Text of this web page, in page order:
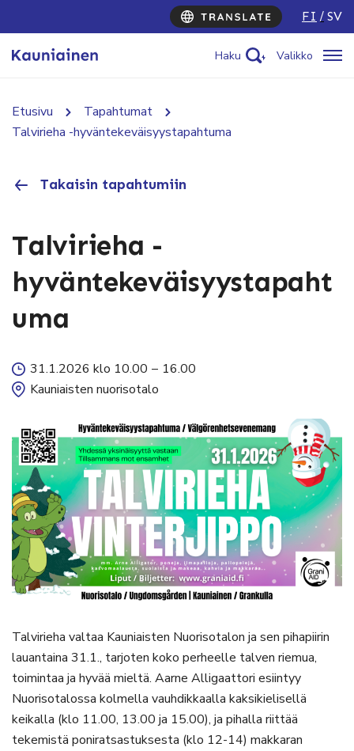
FI SV
Haku Valikko
Etusivu
Tapahtumat
Talvirieha -hyväntekeväisyystapahtuma
Takaisin tapahtumiin
Talvirieha -
hyväntekeväisyystapaht
uma
31.1.2026 klo 10.00 – 16.00
Kauniaisten nuorisotalo
Talvirieha valtaa Kauniaisten Nuorisotalon ja sen pihapiirin
lauantaina 31.1., tarjoten koko perheelle talven riemua,
toimintaa ja hyvää mieltä. Aarne Alligaattori esiintyy
Nuorisotalossa kolmella vauhdikkaalla kaksikielisellä
keikalla (klo 11.00, 13.00 ja 15.00), ja pihalla riittää
tekemistä poniratsastuksesta (klo 12-14) makkaran